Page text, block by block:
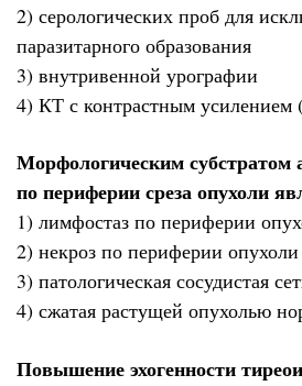
2) серологических проб для
паразитарного образования
3) внутривенной урографии
4) КТ с контрастным усилением
Морфологическим субстратом
по периферии среза опухоли
1) лимфостаз по периферии
2) некроз по периферии опухоли
3) патологическая сосудистая
4) сжатая растущей опухолью
Повышение эхогенности